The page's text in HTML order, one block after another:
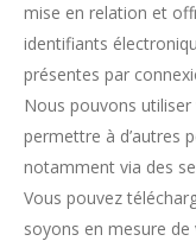
mise en relation et
identifiants
présentes par
Nous pouvons
permettre à d’autres
notamment via des
Vous pouvez
soyons en mesure